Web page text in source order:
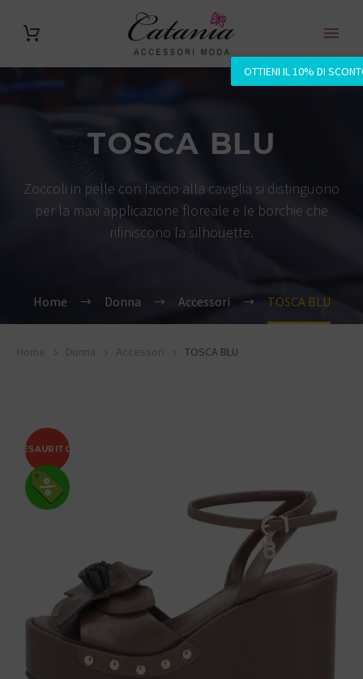
OTTIENI IL 10% DI
TOSCA BLU
Zoccoli in pelle con laccio alla caviglia si distinguono
per la maxi applicazione floreale e le borchie che
rifiniscono la silhouette.
Home Donna Accessori TOSCA BLU
Home Donna Accessori TOSCA BLU
ESAURITO